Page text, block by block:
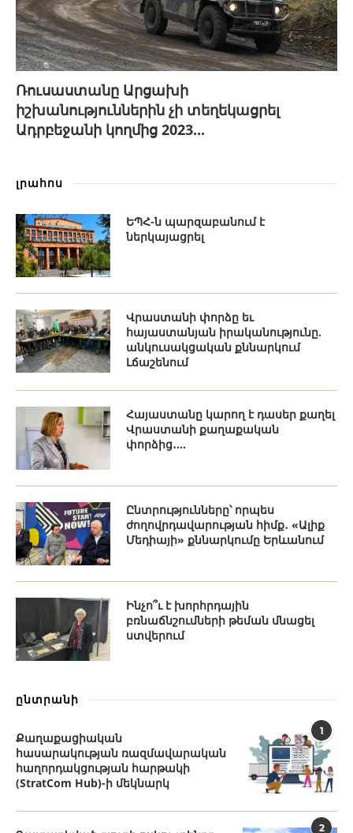
Ռուսաստանը Արցախի
իշխանություններին չի տեղեկացրել
Ադրբեջանի կողմից 2023...
լրահոս
ԵՊՀ-ն պարզաբանում է
ներկայացրել
Վրաստանի փորձը եւ
հայաստանյան իրականությունը.
անկուսակցական քննարկում
Լճաշենում
Հայաստանը կարող է դասեր քաղել
Վրաստանի քաղաքական
փորձից․...
Ընտրությունները՝ որպես
ժողովրդավարության հիմք․ «Ալիք
Մեդիայի» քննարկումը Երևանում
Ինչո՞ւ է խորհրդային
բռնաճնշումների թեման մնացել
ստվերում
ընտրանի
1
Քաղաքացիական
հասարակության ռազմավարական
հաղորդակցության հարթակի
(StratCom Hub)-ի մեկնարկ
2